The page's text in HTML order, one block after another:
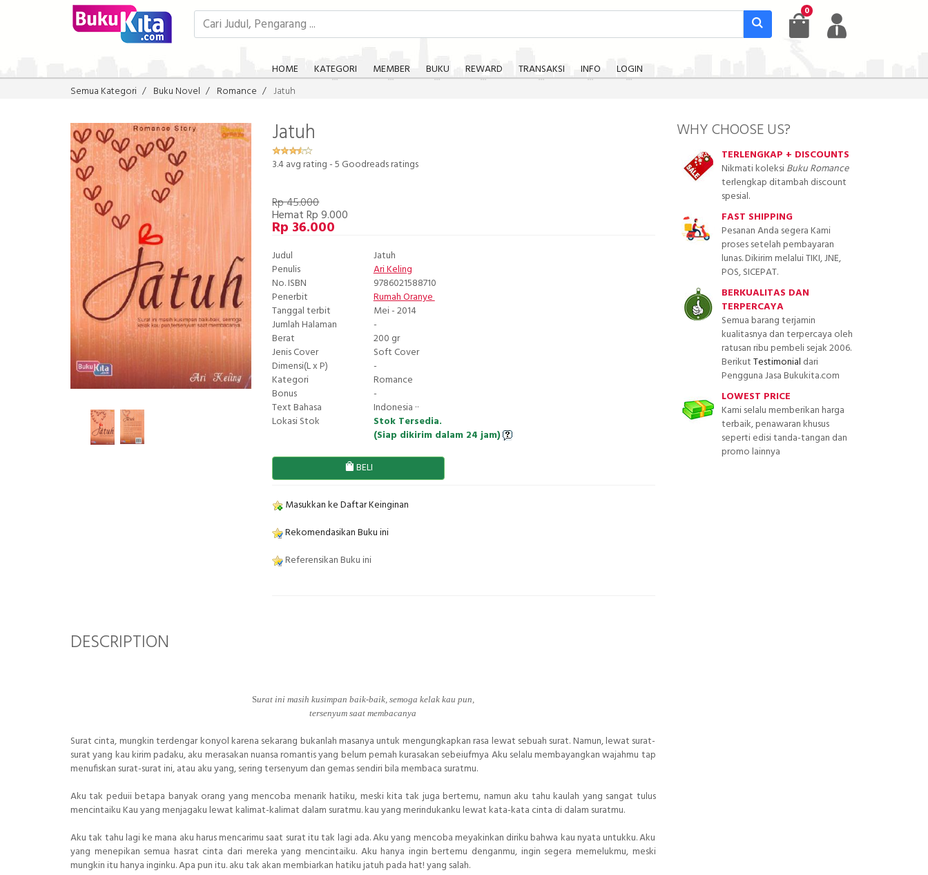
0
HOME KATEGORI MEMBER BUKU REWARD TRANSAKSI INFO
LOGIN
Semua Kategori
Buku Novel Romance Jatuh
Jatuh
3.4avg rating -5 Goodreads ratings
Rp 45.000
Hemat Rp 9.000
Rp 36.000
Judul
Jatuh
Penulis
Ari Keling
No. ISBN
9786021588710
Penerbit
Rumah Oranye
Tanggal terbit
Mei - 2014
Jumlah Halaman
-
Berat
200 gr
Jenis Cover
Soft Cover
Dimensi(L x P)
-
Kategori
Romance
Bonus
-
Text Bahasa
Indonesia ··
Lokasi Stok
Stok Tersedia.
(Siap dikirim dalam 24 jam)
BELI
Masukkan ke Daftar Keinginan
Rekomendasikan Buku ini
Referensikan Buku ini
DESCRIPTION
Surat ini masih kusimpan baik-baik, semoga kelak kau pun,
tersenyum saat membacanya
Surat cinta, mungkin terdengar konyol karena sekarang bukanlah masanya untuk mengungkapkan rasa lewat sebuah surat. Namun, lewat surat-
surat yang kau kirim padaku, aku merasakan nuansa romantis yang belum pemah kurasakan sebeiufmya Aku selalu membayangkan wajahmu tap
menufiskan surat-surat ini, atau aku yang, sering tersenyum dan gemas sendiri bila membaca suratmu.
Aku tak peduii betapa banyak orang yang mencoba menarik hatiku, meski kita tak juga bertemu, namun aku tahu kaulah yang sangat tulus
mencintaiku Kau yang menjagaku lewat kalimat-kalimat dalam suratmu. kau yang merindukanku lewat kata-kata cinta di dalam suratmu.
Aku tak tahu lagi ke mana aku harus mencarimu saat surat itu tak lagi ada. Aku yang mencoba meyakinkan diriku bahwa kau nyata untukku. Aku
yang menepikan semua hasrat cinta dari mereka yang mencintaiku. Aku hanya ingin bertemu denganmu, ingin segera memelukmu, meski
mungkin itu hanya inginku. Apa pun itu. aku tak akan membiarkan hatiku jatuh pada hat! yang salah.
WHY CHOOSE US?
TERLENGKAP + DISCOUNTS
Nikmati koleksiBuku Romance
terlengkap ditambah discount
spesial.
FAST SHIPPING
Pesanan Anda segera Kami
proses setelah pembayaran
lunas. Dikirim melalui TIKI, JNE,
POS, SICEPAT.
BERKUALITAS DAN
TERPERCAYA
Semua barang terjamin
kualitasnya dan terpercaya oleh
ratusan ribu pembeli sejak 2006.
BerikutTestimonial dari
Pengguna Jasa Bukukita.com
LOWEST PRICE
Kami selalu memberikan harga
terbaik, penawaran khusus
seperti edisi tanda-tangan dan
promo lainnya